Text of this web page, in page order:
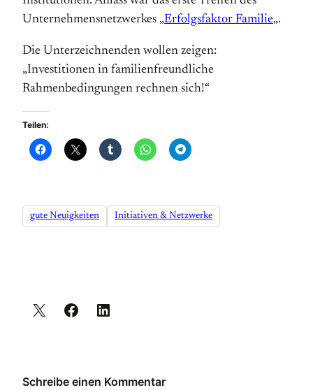
Unternehmensnetzwerkes „Erfolgsfaktor Familie„.
Die Unterzeichnenden wollen zeigen:
„Investitionen in familienfreundliche
Rahmenbedingungen rechnen sich!“
Teilen:
gute Neuigkeiten Initiativen & Netzwerke
Schreibe einen Kommentar